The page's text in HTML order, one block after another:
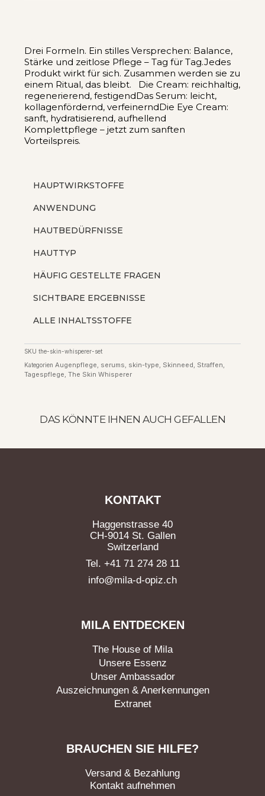
Drei Formeln. Ein stilles Versprechen: Balance,
Stärke und zeitlose Pflege – Tag für Tag.Jedes
Produkt wirkt für sich. Zusammen werden sie zu
einem Ritual, das bleibt. Die Cream: reichhaltig,
regenerierend, festigendDas Serum: leicht,
kollagenfördernd, verfeinerndDie Eye Cream:
sanft, hydratisierend, aufhellend
Komplettpflege – jetzt zum sanften
Vorteilspreis.
HAUPTWIRKSTOFFE
ANWENDUNG
HAUTBEDÜRFNISSE
HAUTTYP
HÄUFIG GESTELLTE FRAGEN
SICHTBARE ERGEBNISSE
ALLE INHALTSSTOFFE
SKU the-skin-whisperer-set
Kategorien Augenpflege, serums, skin-type, Skinneed, Straffen,
Tagespflege, The Skin Whisperer
DAS KÖNNTE IHNEN AUCH GEFALLEN
KONTAKT
Haggenstrasse 40
CH-9014 St. Gallen
Switzerland
Tel. +41 71 274 28 11
info@mila-d-opiz.ch
MILA ENTDECKEN
The House of Mila
Unsere Essenz
Unser Ambassador
Auszeichnungen & Anerkennungen
Extranet
BRAUCHEN SIE HILFE?
Versand & Bezahlung
Kontakt aufnehmen